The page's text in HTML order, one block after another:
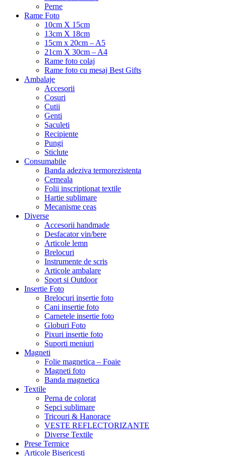
Perne
Rame Foto
10cm X 15cm
13cm X 18cm
15cm x 20cm – A5
21cm X 30cm – A4
Rame foto colaj
Rame foto cu mesaj Best Gifts
Ambalaje
Accesorii
Cosuri
Cutii
Genti
Saculeti
Recipiente
Pungi
Sticlute
Consumabile
Banda adeziva termorezistenta
Cerneala
Folii inscriptionat textile
Hartie sublimare
Mecanisme ceas
Diverse
Accesorii handmade
Desfacator vin/bere
Articole lemn
Brelocuri
Instrumente de scris
Articole ambalare
Sport si Outdoor
Insertie Foto
Brelocuri insertie foto
Cani insertie foto
Carnetele insertie foto
Globuri Foto
Pixuri insertie foto
Suporti meniuri
Magneti
Folie magnetica – Foaie
Magneti foto
Banda magnetica
Textile
Perna de colorat
Sepci sublimare
Tricouri & Hanorace
VESTE REFLECTORIZANTE
Diverse Textile
Prese Termice
Articole Bisericesti